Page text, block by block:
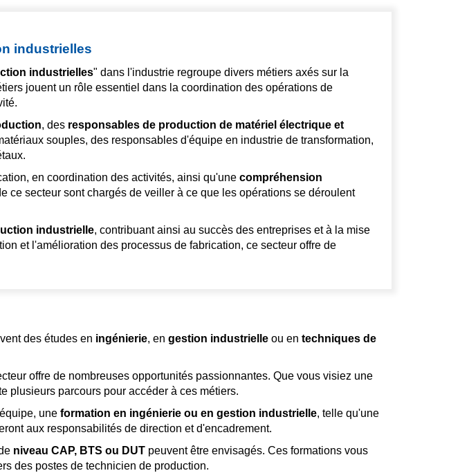
industrielles
industrielles" dans l'industrie regroupe divers métiers axés sur la
jouent un rôle essentiel dans la coordination des opérations de
, des responsables de production de matériel électrique et
souples, des responsables d'équipe en industrie de transformation,
en coordination des activités, ainsi qu'une compréhension
ce secteur sont chargés de veiller à ce que les opérations se déroulent
industrielle, contribuant ainsi au succès des entreprises et à la mise
et l'amélioration des processus de fabrication, ce secteur offre de
des études en ingénierie, en gestion industrielleou en techniques de
offre de nombreuses opportunités passionnantes. Que vous visiez une
plusieurs parcours pour accéder à ces métiers.
une formation en ingénierie ou en gestion industrielle, telle qu'une
aux responsabilités de direction et d'encadrement.
niveau CAP, BTS ou DUTpeuvent être envisagés. Ces formations vous
des postes de technicien de production.